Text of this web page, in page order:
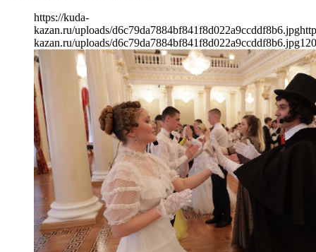
https://kuda-
kazan.ru/uploads/d6c79da7884bf841f8d022a9ccddf8b6.jpg
kazan.ru/uploads/d6c79da7884bf841f8d022a9ccddf8b6.jpg